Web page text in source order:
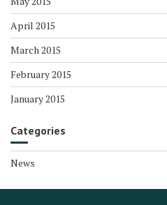
April 2015
March 2015
February 2015
January 2015
Categories
News